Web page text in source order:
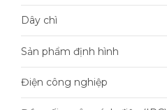
Dây chì
Sản phẩm định hình
Điện công nghiệp